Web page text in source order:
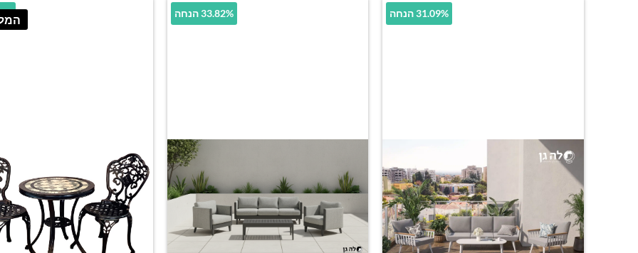
31.09% הנחה 33.82% הנחה